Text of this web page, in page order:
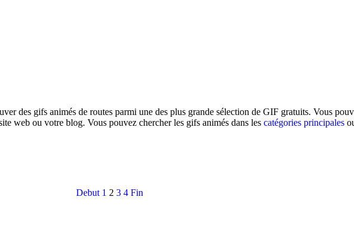
des gifs animés de routes parmi une des plus grande sélection de GIF gratuits. Vous
web ou votre blog. Vous pouvez chercher les gifs animés dans les catégories principales
Debut 1 2 3 4 Fin